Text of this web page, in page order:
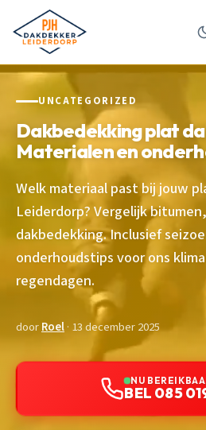
UNCATEGORIZED
Dakbedekking plat
Materialen en
Welk materiaal past bij jouw
Leiderdorp? Vergelijk
dakbedekking. Inclusief
onderhoudstips voor ons
regendagen.
doorRoel· 13 december 2025
NU
BEL 085